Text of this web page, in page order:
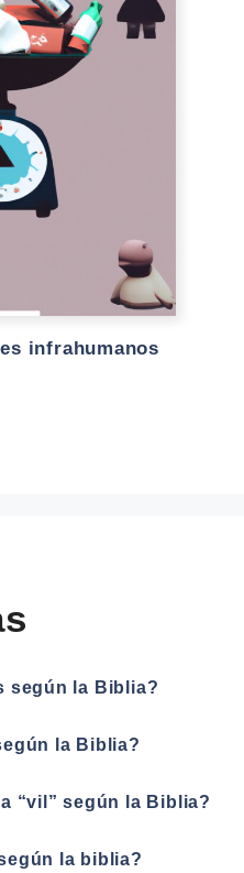
infrahumanos
según la Biblia?
la Biblia?
“vil” según la Biblia?
la biblia?